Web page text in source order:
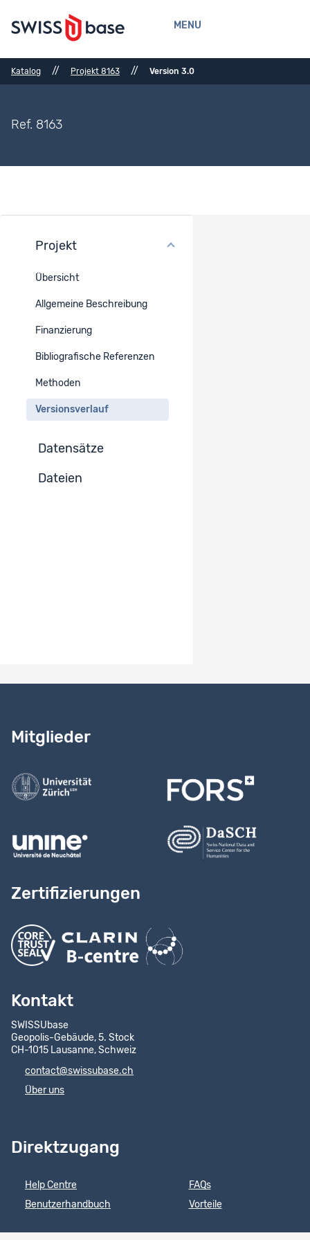
MENU
Katalog // Projekt 8163 // Version 3.0
Ref. 8163
Projekt
Übersicht
Allgemeine Beschreibung
Finanzierung
Bibliografische Referenzen
Methoden
Versionsverlauf
Datensätze
Dateien
Publiziert
Aktuell angezeigte Projekt-Version
2.0
Zur Projekt-Version wechseln
Version :
Mitglieder
Zertifizierungen
Kontakt
SWISSUbase
Geopolis-Gebäude, 5. Stock
CH-1015 Lausanne, Schweiz
contact@swissubase.ch
Über uns
Direktzugang
Help Centre
Benutzerhandbuch
FAQs
Vorteile